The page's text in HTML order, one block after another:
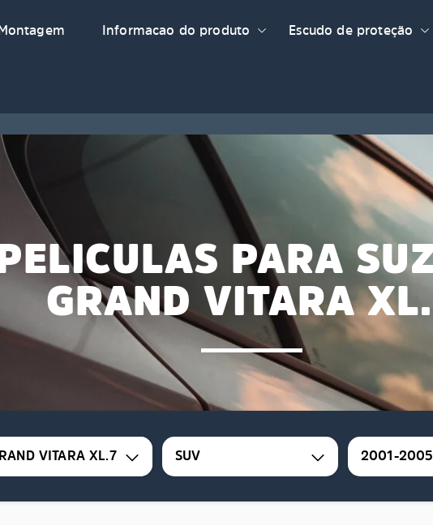
Informacao do produto Escudo de proteção
PARA
GRAND VITARA
VITARA XL.7 SUV 2001-2005